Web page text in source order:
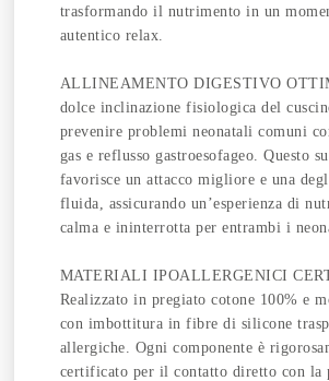
trasformando il nutrimento in un
autentico relax.
ALLINEAMENTO DIGESTIVO
dolce inclinazione fisiologica del
prevenire problemi neonatali comuni
gas e reflusso gastroesofageo. Questo
favorisce un attacco migliore e una
fluida, assicurando un’esperienza di
calma e ininterrotta per entrambi i
MATERIALI IPOALLERGENICI
Realizzato in pregiato cotone 100% e
con imbottitura in fibre di silicone
allergiche. Ogni componente è
certificato per il contatto diretto con la